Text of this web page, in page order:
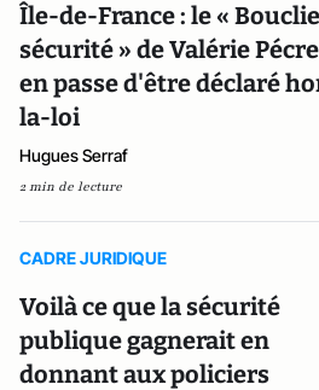
Île-de-France : le «
sécurité » de Valérie
en passe d'être déclaré
la-loi
Hugues Serraf
2 min de lecture
CADRE JURIDIQUE
Voilà ce que la sécurité
publique gagnerait en
donnant aux policiers